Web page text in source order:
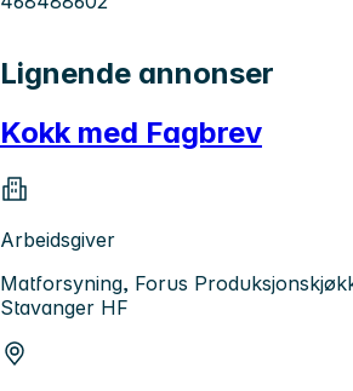
Lignende annonser
Kokk med Fagbrev
Arbeidsgiver
Matforsyning, Forus
Stavanger HF